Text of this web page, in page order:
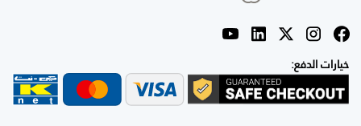
خيارات الدفع: